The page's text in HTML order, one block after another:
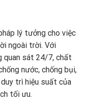
lý tưởng cho việc
ngoài trời. Với
quan sát 24/7, chất
nước, chống bụi,
trì hiệu suất của
tối ưu.